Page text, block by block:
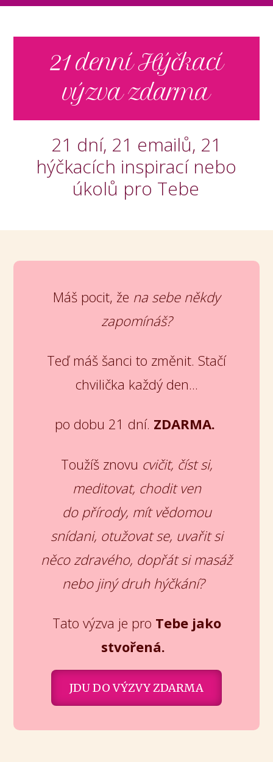
21 denní Hýčkací
výzva zdarma
21 dní, 21 emailů, 21
hýčkacích inspirací nebo
úkolů pro Tebe
Máš pocit, že na sebe někdy
zapomínáš?
Teď máš šanci to změnit. Stačí
chvilička každý den...
po dobu 21 dní. ZDARMA.
Toužíš znovu cvičit, číst si,
meditovat, chodit ven
do přírody, mít vědomou
snídani, otužovat se, uvařit si
něco zdravého, dopřát si masáž
nebo jiný druh hýčkání?
Tato výzva je pro Tebe jako
stvořená.
JDU DO VÝZVY ZDARMA